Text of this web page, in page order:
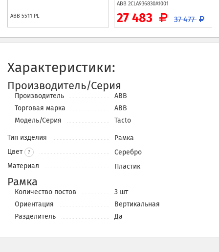
ABB 5511 PL
ABB 2CLA936830A1001
27 483 37 477
Характеристики:
Производитель/Серия
Производитель
ABB
Торговая марка
ABB
Модель/Серия
Tacto
Тип изделия
Рамка
Цвет
?
Серебро
Материал
Пластик
Рамка
Количество постов
3 шт
Ориентация
Вертикальная
Разделитель
Да